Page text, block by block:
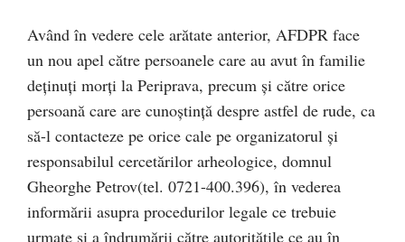
Având în vedere cele arătate anterior, AFDPR face
un nou apel către persoanele care au avut în familie
deținuți morți la Periprava, precum și către orice
persoană care are cunoștință despre astfel de rude, ca
să-l contacteze pe orice cale pe organizatorul și
responsabilul cercetărilor arheologice, domnul
Gheorghe Petrov(tel. 0721-400.396), în vederea
informării asupra procedurilor legale ce trebuie
urmate și a îndrumării către autoritățile ce au în